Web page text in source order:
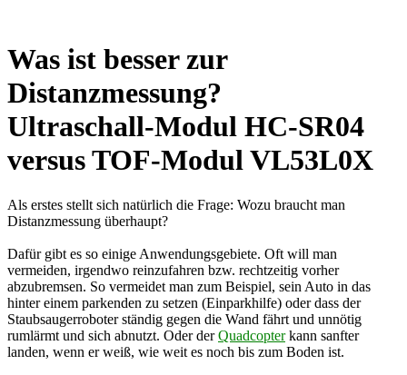
Was ist besser zur
Distanzmessung?
Ultraschall-Modul HC-SR04
versus TOF-Modul VL53L0X
Als erstes stellt sich natürlich die Frage: Wozu braucht man
Distanzmessung überhaupt?
Dafür gibt es so einige Anwendungsgebiete. Oft will man
vermeiden, irgendwo reinzufahren bzw. rechtzeitig vorher
abzubremsen. So vermeidet man zum Beispiel, sein Auto in das
hinter einem parkenden zu setzen (Einparkhilfe) oder dass der
Staubsaugerroboter ständig gegen die Wand fährt und unnötig
rumlärmt und sich abnutzt. Oder derQuadcopterkann sanfter
landen, wenn er weiß, wie weit es noch bis zum Boden ist.